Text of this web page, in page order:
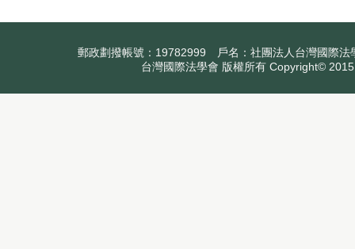
郵政劃撥帳號：19782999 戶名：社團法人台灣國際
台灣國際法學會 版權所有 Copyright©